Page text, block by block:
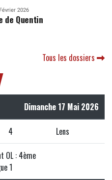
Février 2026
de Quentin
Tous les dossiers
Dimanche 17 Mai 2026
4 Lens
OL : 4ème
1